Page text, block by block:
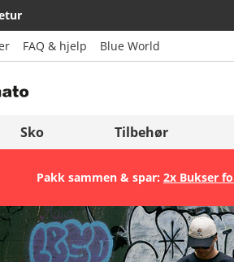
Italia (Italiano)
Italien (Deutsch)
España
Suomi
FAQ & hjelp Blue World
Sko Tilbehør
Pakk sammen & spar: 2x Bukser